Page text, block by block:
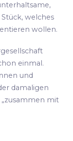
welches
wollen.
einmal.
und
damaligen
mit